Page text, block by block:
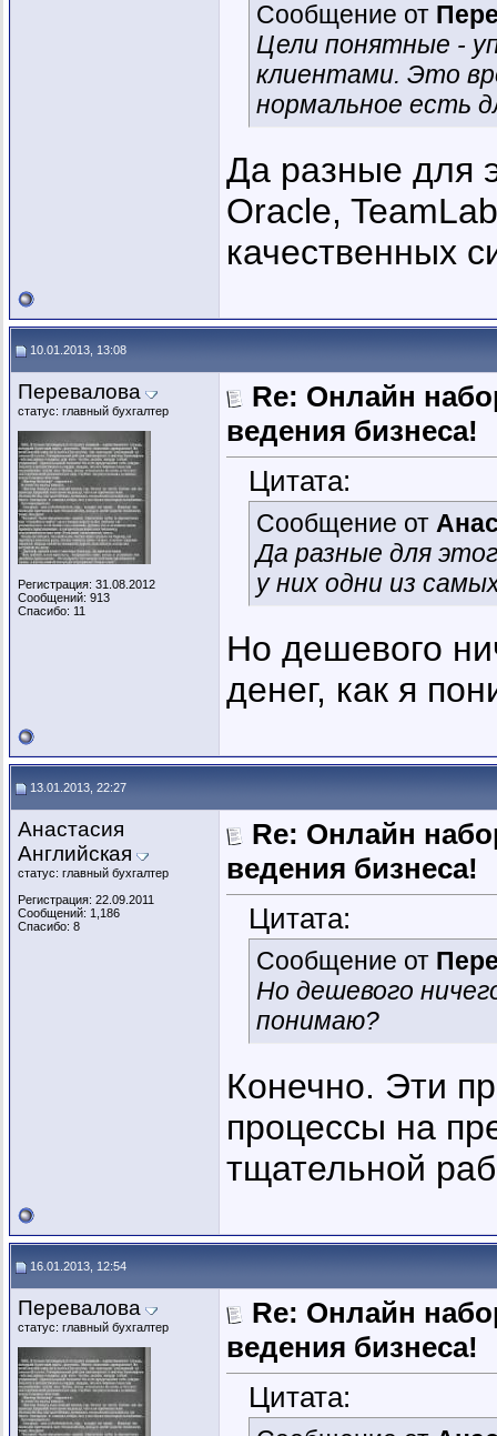
Сообщение от
Цели понятные -
клиентами. Это
нормальное есть
Да разные для
Oracle,
качественных
10.01.2013, 13:08
Перевалова
статус: главный бухгалтер
Регистрация: 31.08.2012
Сообщений: 913
Спасибо: 11
Re: Онлайн
ведения бизнеса!
Цитата:
Сообщение от
Да разные для
у них одни из
Но дешевого
денег, как я
13.01.2013, 22:27
Анастасия
Английская
статус: главный бухгалтер
Регистрация: 22.09.2011
Сообщений: 1,186
Спасибо: 8
Re: Онлайн
ведения бизнеса!
Цитата:
Сообщение от
Но дешевого
понимаю?
Конечно. Эти
процессы на
тщательной
16.01.2013, 12:54
Перевалова
статус: главный бухгалтер
Re: Онлайн
ведения бизнеса!
Цитата: